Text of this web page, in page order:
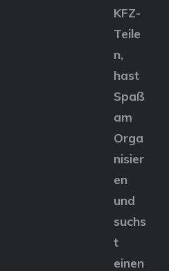
KFZ-
Teile
n,
hast
Spaß
am
Orga
nisier
en
und
suchs
t
einen